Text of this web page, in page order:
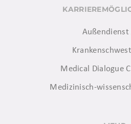
Außendienst
Medical Dialogue
Medizinisch-